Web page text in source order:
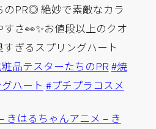
のPR◎ 絶妙で素敵なカラ
さ👀✨お値段以上のクオ
ぎるスプリングハート
品テスターたちのPR #焼
ハート #プチプラコスメ
はるちゃんアニメ – き